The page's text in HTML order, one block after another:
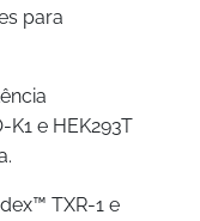
para
e HEK293T
TXR-1 e